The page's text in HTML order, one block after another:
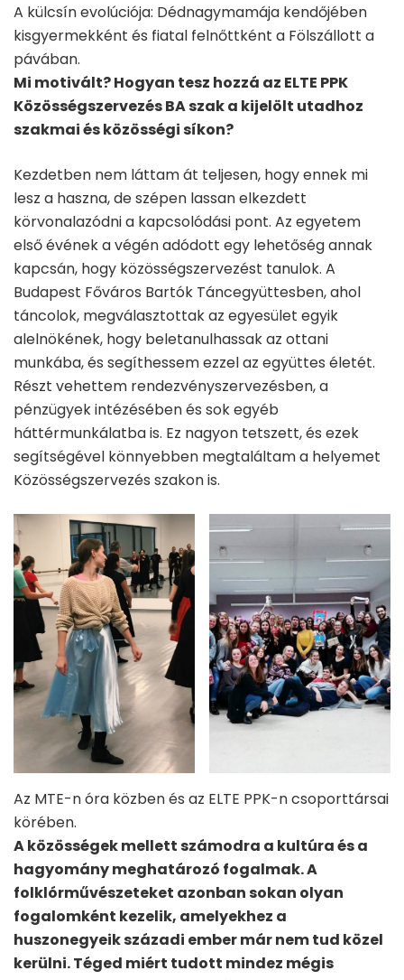
A külcsín evolúciója: Dédnagymamája kendőjében
kisgyermekként és fiatal felnőttként a Fölszállott a
pávában.
Mi motivált? Hogyan tesz hozzá az ELTE PPK
Közösségszervezés BA szak a kijelölt utadhoz
szakmai és közösségi síkon?
Kezdetben nem láttam át teljesen, hogy ennek mi
lesz a haszna, de szépen lassan elkezdett
körvonalazódni a kapcsolódási pont. Az egyetem
első évének a végén adódott egy lehetőség annak
kapcsán, hogy közösségszervezést tanulok. A
Budapest Főváros Bartók Táncegyüttesben, ahol
táncolok, megválasztottak az egyesület egyik
alelnökének, hogy beletanulhassak az ottani
munkába, és segíthessem ezzel az együttes életét.
Részt vehettem rendezvényszervezésben, a
pénzügyek intézésében és sok egyéb
háttérmunkálatba is. Ez nagyon tetszett, és ezek
segítségével könnyebben megtaláltam a helyemet
Közösségszervezés szakon is.
Az MTE-n óra közben és az ELTE PPK-n csoporttársai
körében.
A közösségek mellett számodra a kultúra és a
hagyomány meghatározó fogalmak. A
folklórművészeteket azonban sokan olyan
fogalomként kezelik, amelyekhez a
huszonegyeik századi ember már nem tud közel
kerülni. Téged miért tudott mindez mégis